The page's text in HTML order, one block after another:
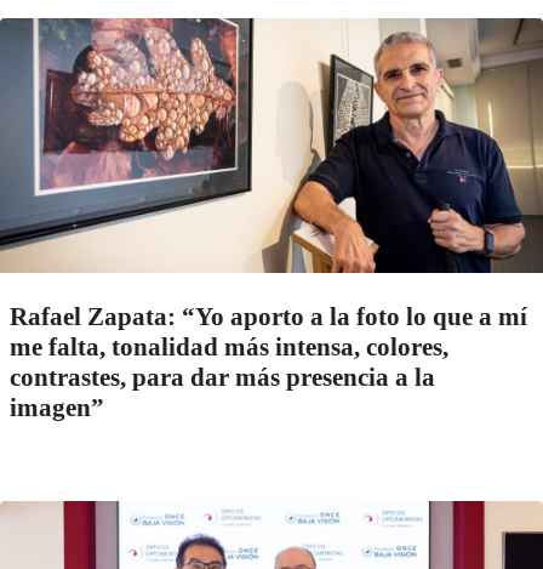
Rafael Zapata: “Yo aporto a la foto lo que a mí
me falta, tonalidad más intensa, colores,
contrastes, para dar más presencia a la
imagen”